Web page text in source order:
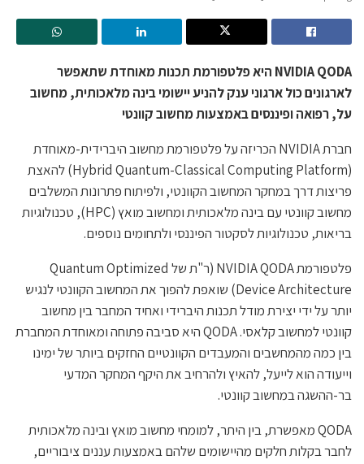
NVIDIA QODA היא פלטפורמת תכנות מאוחדת שתאפשר
לארגונים כול ארגוני ענק להניע יישומי בינה מלאכותית, מחשוב
על, רפואה ופיננסים באמצעות מחשוב קוונטי
חברתNVIDIA הכריזה על פלטפורמת מחשוב היברידית-מאוחדת
(Hybrid Quantum-Classical Computing Platform) להאצת
פריצות דרך במחקר המחשוב הקוונטי, ולפיתוח פתרונות המשלבים
מחשוב קוונטי עם בינה מלאכותית ומחשוב מואץ (HPC), טכנולוגיות
בריאות, טכנולוגיות לסקטור הפיננסי ולתחומים נוספים.
פלטפורמת NVIDIA QODA (ר"ת של Quantum Optimized
Device Architecture) שואפת להפוך את המחשוב הקוונטי לנגיש
יותר על ידי יצירת מודל תכנות היברידי ואחיד המחבר בין מחשוב
קוונטי למחשוב קלאסי. QODA
היא סביבה פתוחה ומאוחדת המחברת
בין כמה מהמחשבים והמעבדים הקוונטיים החזקים ביותר של ימינו
וייעודה הוא לייעל, להאיץ ולהרחיב את היקף המחקר המדעי
בר-ההשגה במחשוב קוונטי.
QODA מאפשרת, בין היתר, למומחי מחשוב מואץ ובינה מלאכותית
לחבר בקלות חלקים מהיישומים שלהם באמצעות עננים ציבוריים,